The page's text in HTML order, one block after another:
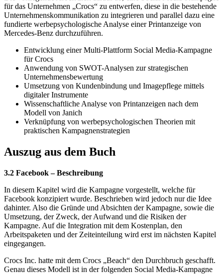
für das Unternehmen „Crocs“ zu entwerfen, diese in die bestehende
Unternehmenskommunikation zu integrieren und parallel dazu eine
fundierte werbepsychologische Analyse einer Printanzeige von
Mercedes-Benz durchzuführen.
Entwicklung einer Multi-Plattform Social Media-Kampagne
für Crocs
Anwendung von SWOT-Analysen zur strategischen
Unternehmensbewertung
Umsetzung von Kundenbindung und Imagepflege mittels
digitaler Instrumente
Wissenschaftliche Analyse von Printanzeigen nach dem
Modell von Janich
Verknüpfung von werbepsychologischen Theorien mit
praktischen Kampagnenstrategien
Auszug aus dem Buch
3.2 Facebook – Beschreibung
In diesem Kapitel wird die Kampagne vorgestellt, welche für
Facebook konzipiert wurde. Beschrieben wird jedoch nur die Idee
dahinter. Also die Gründe und Absichten der Kampagne, sowie die
Umsetzung, der Zweck, der Aufwand und die Risiken der
Kampagne. Auf die Integration mit dem Kostenplan, den
Arbeitspaketen und der Zeiteinteilung wird erst im nächsten Kapitel
eingegangen.
Crocs Inc. hatte mit dem Crocs „Beach“ den Durchbruch geschafft.
Genau dieses Modell ist in der folgenden Social Media-Kampagne